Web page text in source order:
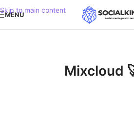
Skip to main content
MENU
Mixcloud